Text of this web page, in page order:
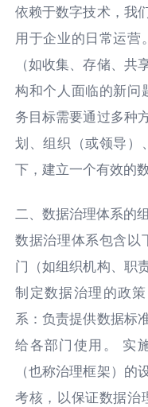
依赖于数字技术，我
用于企业的日常运营
（如收集、存储、
构和个人面临的新问
务目标需要通过多种
划、组织（或领导）
下，建立一个有效的
二、数据治理体系的
数据治理体系包含以
门（如组织机构、职
制定数据治理的政
系：负责提供数据标
给各部门使用。 实
（也称治理框架）
考核，以保证数据治